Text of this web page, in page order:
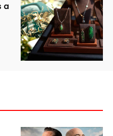
a